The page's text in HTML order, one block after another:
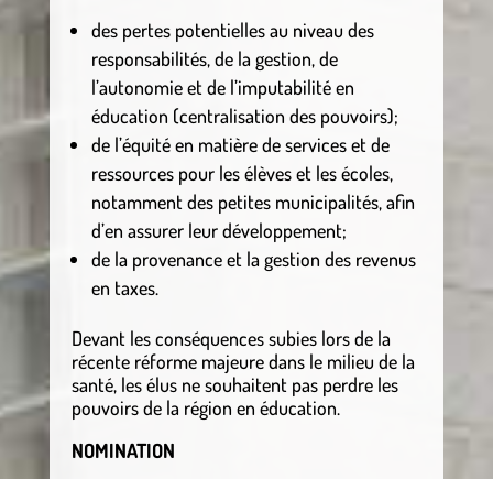
des pertes potentielles au niveau des
responsabilités, de la gestion, de
l’autonomie et de l’imputabilité en
éducation (centralisation des pouvoirs);
de l’équité en matière de services et de
ressources pour les élèves et les écoles,
notamment des petites municipalités, afin
d’en assurer leur développement;
de la provenance et la gestion des revenus
en taxes.
Devant les conséquences subies lors de la
récente réforme majeure dans le milieu de la
santé, les élus ne souhaitent pas perdre les
pouvoirs de la région en éducation.
NOMINATION